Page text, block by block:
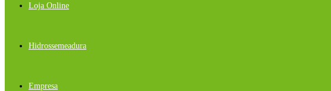
Loja Online
Hidrossemeadura
Empresa